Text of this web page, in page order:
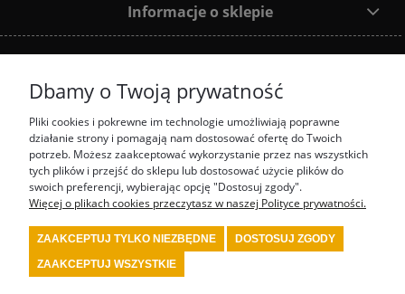
Informacje o sklepie
Dołącz do nas:
Najczęściej wyszukiwane produkty:
prezenty motorsport fotel biurowy OMP tanie akcesoria rajdowe red spec
wyposażenie rajdowe turn one przedstawiciel stilo przedstawiciel OMP
kombinezon kartingowy kombinezon OMP kask Stilo sklep rajdowy rally shop
system gaśniczy fia wyposażenie serwisu motorsport wyposażenie bezpieczeństwa
wyposażenie kierowcy rajdowego wyposażenie samochodu rajdowego
kask kartingowy kask fia skarpety fia
kombinezon fia kombinezon rajdowy
gadżety tanie akcesoria motorsport
Dbamy o Twoją prywatność
Pliki cookies i pokrewne im technologie umożliwiają poprawne
działanie strony i pomagają nam dostosować ofertę do Twoich
potrzeb. Możesz zaakceptować wykorzystanie przez nas wszystkich
tych plików i przejść do sklepu lub dostosować użycie plików do
swoich preferencji, wybierając opcję "Dostosuj zgody".
Więcej o plikach cookies przeczytasz w naszej Polityce prywatności.
ZAAKCEPTUJ TYLKO NIEZBĘDNE
DOSTOSUJ ZGODY
ZAAKCEPTUJ WSZYSTKIE